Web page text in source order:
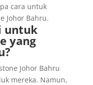
cara untuk
Johor Bahru.
untuk
yang
Johor Bahru
mereka. Namun,